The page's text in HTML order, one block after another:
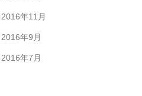
2016年11月
2016年9月
2016年7月